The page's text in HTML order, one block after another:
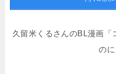
久留米くるさんのBL漫画「
のに